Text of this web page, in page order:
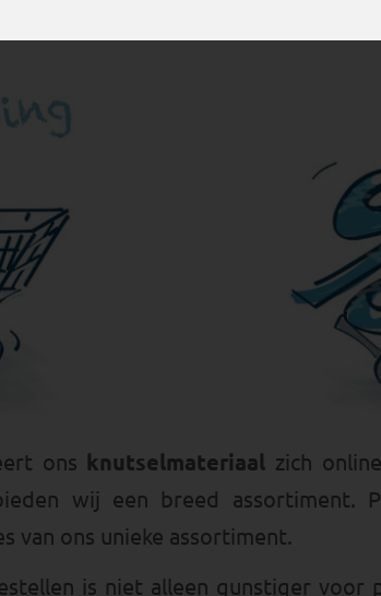
ons knutselmateriaal zich
wij een breed assortiment.
van ons unieke assortiment.
is niet alleen gunstiger voor